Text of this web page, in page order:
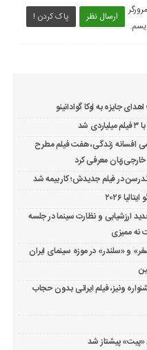
ارسال نظر پاک کردن !
جایزه به لوکا گوادانینو
افسانه زندگی، هفت فیلم مطرح
خارجی‌زبان معرفی کرد
در فیلم جدیدش؛ کار بیمه شد
۲۰۲۶
ارزشیابی و نظارت سینما در جلسه
نه ممیزی
و «سلندر» در موزه سینمای ایران
ونیز، فیلم ایرانی بدون حجاب